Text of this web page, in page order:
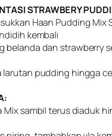
STRAWBERY
Haan Pudding Mix
kembali
dan strawberry
larutan pudding hingga
Mix sambil terus diaduk